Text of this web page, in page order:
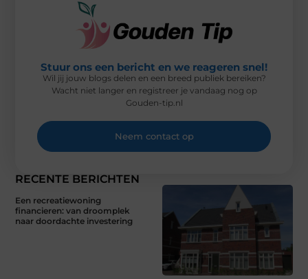
RECENTE BERICHTEN
Een recreatiewoning
financieren: van droomplek
naar doordachte investering
Stuur ons een bericht en we reageren snel!
Wil jij jouw blogs delen en een breed publiek bereiken?
Wacht niet langer en registreer je vandaag nog op
Gouden-tip.nl
Neem contact op